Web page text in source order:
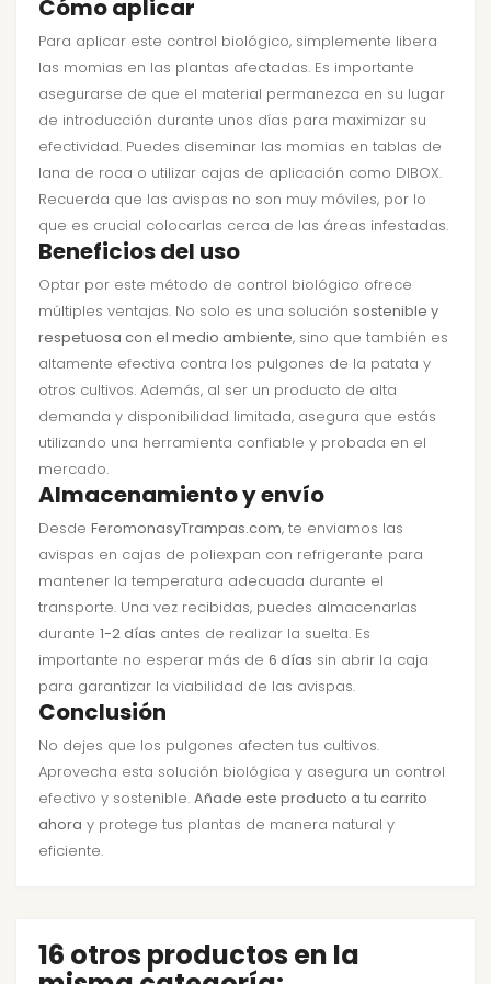
Cómo aplicar
Para aplicar este control biológico, simplemente libera
las momias en las plantas afectadas. Es importante
asegurarse de que el material permanezca en su lugar
de introducción durante unos días para maximizar su
efectividad. Puedes diseminar las momias en tablas de
lana de roca o utilizar cajas de aplicación como DIBOX.
Recuerda que las avispas no son muy móviles, por lo
que es crucial colocarlas cerca de las áreas infestadas.
Beneficios del uso
Optar por este método de control biológico ofrece
múltiples ventajas. No solo es una solución sostenible y
respetuosa con el medio ambiente, sino que también es
altamente efectiva contra los pulgones de la patata y
otros cultivos. Además, al ser un producto de alta
demanda y disponibilidad limitada, asegura que estás
utilizando una herramienta confiable y probada en el
mercado.
Almacenamiento y envío
Desde FeromonasyTrampas.com, te enviamos las
avispas en cajas de poliexpan con refrigerante para
mantener la temperatura adecuada durante el
transporte. Una vez recibidas, puedes almacenarlas
durante 1-2 días antes de realizar la suelta. Es
importante no esperar más de 6 días sin abrir la caja
para garantizar la viabilidad de las avispas.
Conclusión
No dejes que los pulgones afecten tus cultivos.
Aprovecha esta solución biológica y asegura un control
efectivo y sostenible. Añade este producto a tu carrito
ahora y protege tus plantas de manera natural y
eficiente.
16 otros productos en la